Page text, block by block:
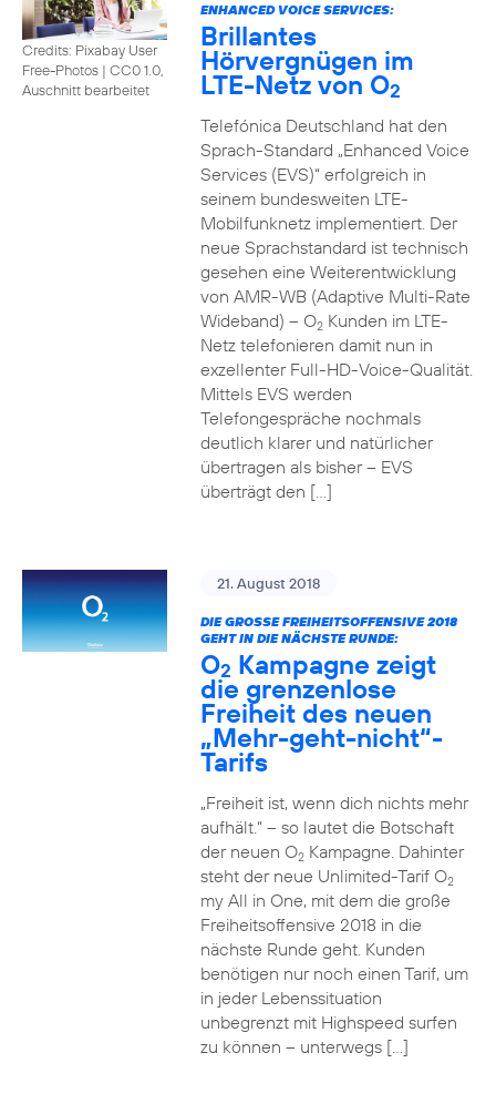
Credits: Pixabay User
Free-Photos | CC0 1.0,
Auschnitt bearbeitet
ENHANCED VOICE SERVICES:
Brillantes
Hörvergnügen im
LTE-Netz von O2
Telefónica Deutschland hat den
Sprach-Standard „Enhanced Voice
Services (EVS)“ erfolgreich in
seinem bundesweiten LTE-
Mobilfunknetz implementiert. Der
neue Sprachstandard ist technisch
gesehen eine Weiterentwicklung
von AMR-WB (Adaptive Multi-Rate
Wideband) – O2Kunden im LTE-
Netz telefonieren damit nun in
exzellenter Full-HD-Voice-Qualität.
Mittels EVS werden
Telefongespräche nochmals
deutlich klarer und natürlicher
übertragen als bisher – EVS
überträgt den […]
21. August 2018
DIE GROSSE FREIHEITSOFFENSIVE 2018 G
EHT IN DIE NÄCHSTE RUNDE:
O2 Kampagne zeigt
die grenzenlose
Freiheit des neuen
„Mehr-geht-nicht“-
Tarifs
„Freiheit ist, wenn dich nichts mehr
aufhält.“ – so lautet die Botschaft
der neuen O2Kampagne. Dahinter
steht der neue Unlimited-Tarif O2
my All in One, mit dem die große
Freiheitsoffensive 2018 in die
nächste Runde geht. Kunden
benötigen nur noch einen Tarif, um
in jeder Lebenssituation
unbegrenzt mit Highspeed surfen
zu können – unterwegs […]